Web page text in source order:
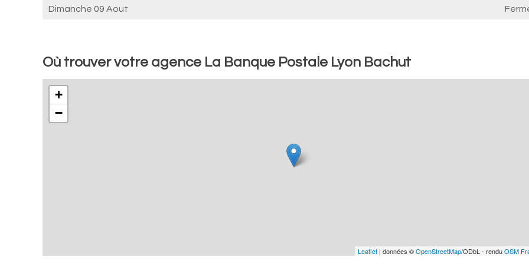
Dimanche 09 Aout
Où trouver votre agence La Banque Postale Lyon Bachut
+
−
Leaflet | données ©OpenStreetMap/ODbL - renduOSM